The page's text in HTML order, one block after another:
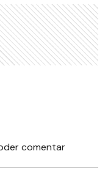
comentar